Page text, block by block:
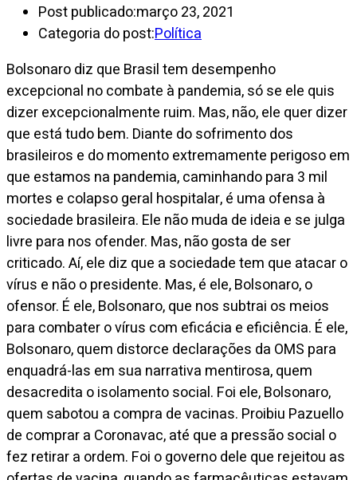
Post publicado:março 23, 2021
Categoria do post:Política
Bolsonaro diz que Brasil tem desempenho
excepcional no combate à pandemia, só se ele quis
dizer excepcionalmente ruim. Mas, não, ele quer dizer
que está tudo bem. Diante do sofrimento dos
brasileiros e do momento extremamente perigoso em
que estamos na pandemia, caminhando para 3 mil
mortes e colapso geral hospitalar, é uma ofensa à
sociedade brasileira. Ele não muda de ideia e se julga
livre para nos ofender. Mas, não gosta de ser
criticado. Aí, ele diz que a sociedade tem que atacar o
vírus e não o presidente. Mas, é ele, Bolsonaro, o
ofensor. É ele, Bolsonaro, que nos subtrai os meios
para combater o vírus com eficácia e eficiência. É ele,
Bolsonaro, quem distorce declarações da OMS para
enquadrá-las em sua narrativa mentirosa, quem
desacredita o isolamento social. Foi ele, Bolsonaro,
quem sabotou a compra de vacinas. Proibiu Pazuello
de comprar a Coronavac, até que a pressão social o
fez retirar a ordem. Foi o governo dele que rejeitou as